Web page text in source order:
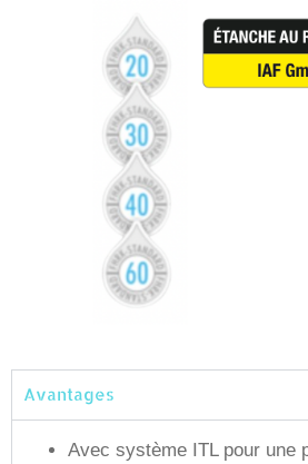
Avantages
Avec système ITL pour une